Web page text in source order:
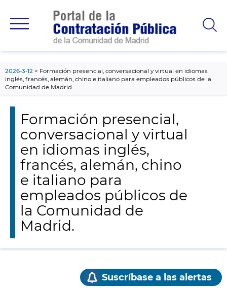
principal
2026-3-12
Formación presencial, conversacional y virtual en idiomas
inglés, francés, alemán, chino e italiano para empleados públicos de la
Comunidad de Madrid.
Formación presencial,
conversacional y virtual
en idiomas inglés,
francés, alemán, chino
e italiano para
empleados públicos de
la Comunidad de
Madrid.
Suscríbase a las alertas